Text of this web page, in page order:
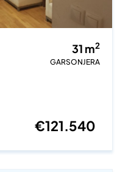
31 m2
GARSONJERA
€121.540